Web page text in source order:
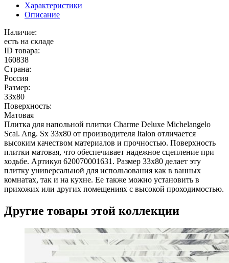
Характеристики
Описание
Наличие:
есть на складе
ID товара:
160838
Страна:
Россия
Размер:
33x80
Поверхность:
Матовая
Плитка для напольной плитки Charme Deluxe Michelangelo
Scal. Ang. Sx 33x80 от производителя Italon отличается
высоким качеством материалов и прочностью. Поверхность
плитки матовая, что обеспечивает надежное сцепление при
ходьбе. Артикул 620070001631. Размер 33x80 делает эту
плитку универсальной для использования как в ванных
комнатах, так и на кухне. Ее также можно установить в
прихожих или других помещениях с высокой проходимостью.
Другие товары этой коллекции